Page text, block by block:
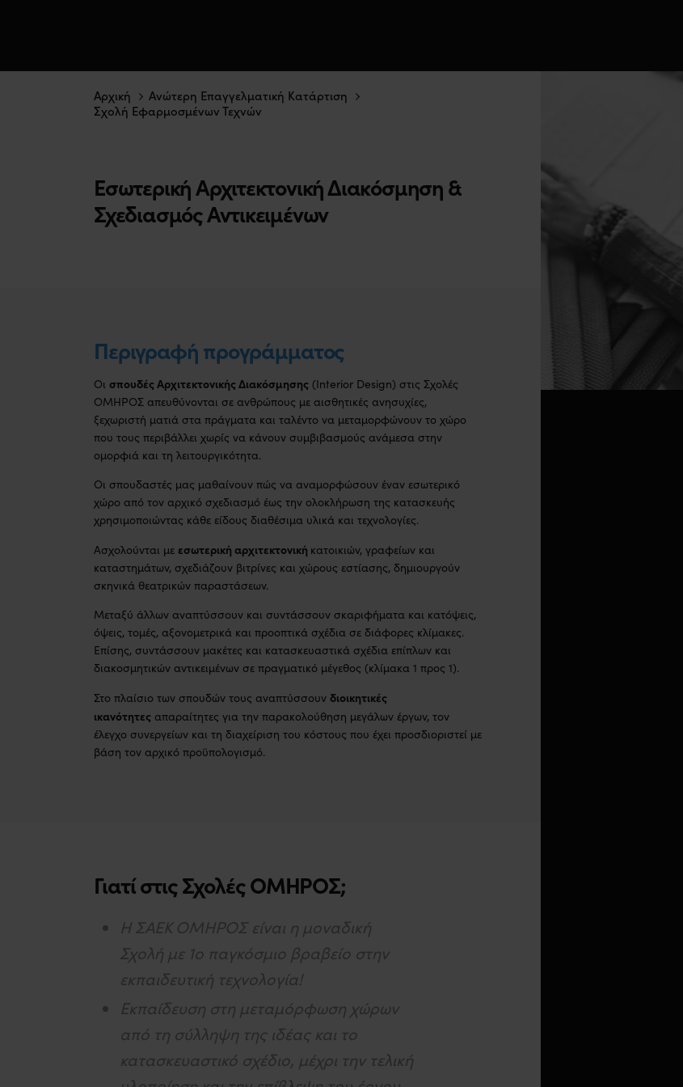
Αρχική
Ανώτερη Επαγγελματική Κατάρτιση
Σχολή Εφαρμοσμένων Τεχνών
Εσωτερική Αρχιτεκτονική Διακόσμηση &
Σχεδιασμός Αντικειμένων
Περιγραφή προγράμματος
Οισπουδές Αρχιτεκτονικής Διακόσμησης (Interior Design) στις Σχολές
ΟΜΗΡΟΣ απευθύνονται σε ανθρώπους με αισθητικές ανησυχίες,
ξεχωριστή ματιά στα πράγματα και ταλέντο να μεταμορφώνουν το χώρο
που τους περιβάλλει χωρίς να κάνουν συμβιβασμούς ανάμεσα στην
ομορφιά και τη λειτουργικότητα.
Οι σπουδαστές μας μαθαίνουν πώς να αναμορφώσουν έναν εσωτερικό
χώρο από τον αρχικό σχεδιασμό έως την ολοκλήρωση της κατασκευής
χρησιμοποιώντας κάθε είδους διαθέσιμα υλικά και τεχνολογίες.
Ασχολούνται με εσωτερική αρχιτεκτονική κατοικιών, γραφείων και
καταστημάτων, σχεδιάζουν βιτρίνες και χώρους εστίασης, δημιουργούν
σκηνικά θεατρικών παραστάσεων.
Μεταξύ άλλων αναπτύσσουν και συντάσσουν σκαριφήματα και κατόψεις,
όψεις, τομές, αξονομετρικά και προοπτικά σχέδια σε διάφορες κλίμακες.
Επίσης, συντάσσουν μακέτες και κατασκευαστικά σχέδια επίπλων και
διακοσμητικών αντικειμένων σε πραγματικό μέγεθος (κλίμακα 1 προς 1).
Στο πλαίσιο των σπουδών τους αναπτύσσουνδιοικητικές
ικανότητες απαραίτητες για την παρακολούθηση μεγάλων έργων, τον
έλεγχο συνεργείων και τη διαχείριση του κόστους που έχει προσδιοριστεί με
βάση τον αρχικό προϋπολογισμό.
Γιατί στις ΣχολέςΟΜΗΡΟΣ;
Η ΣΑΕΚ ΟΜΗΡΟΣ είναι η μοναδική
Σχολή με 1ο παγκόσμιο βραβείο στην
εκπαιδευτική τεχνολογία!
Εκπαίδευση στη μεταμόρφωση χώρων
από τη σύλληψη της ιδέας και το
κατασκευαστικό σχέδιο, μέχρι την τελική